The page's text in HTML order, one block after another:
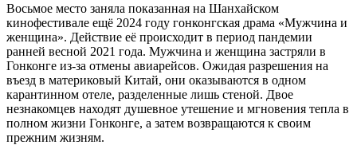
Восьмое место заняла показанная на Шанхайском
кинофестивале ещё 2024 году гонконгская драма «Мужчина и
женщина». Действие её происходит в период пандемии
ранней весной 2021 года. Мужчина и женщина застряли в
Гонконге из-за отмены авиарейсов. Ожидая разрешения на
въезд в материковый Китай, они оказываются в одном
карантинном отеле, разделенные лишь стеной. Двое
незнакомцев находят душевное утешение и мгновения тепла в
полном жизни Гонконге, а затем возвращаются к своим
прежним жизням.